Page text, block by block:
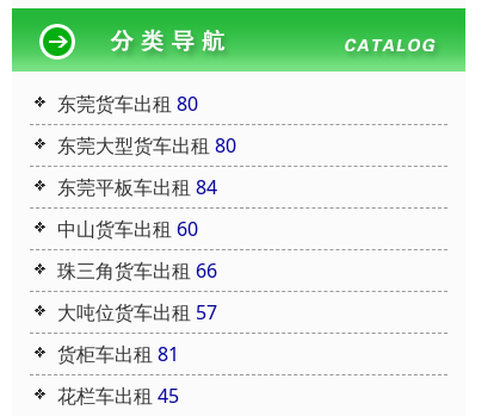
东莞货车出租 80
东莞大型货车出租 80
东莞平板车出租 84
中山货车出租 60
珠三角货车出租 66
大吨位货车出租 57
货柜车出租 81
花栏车出租 45